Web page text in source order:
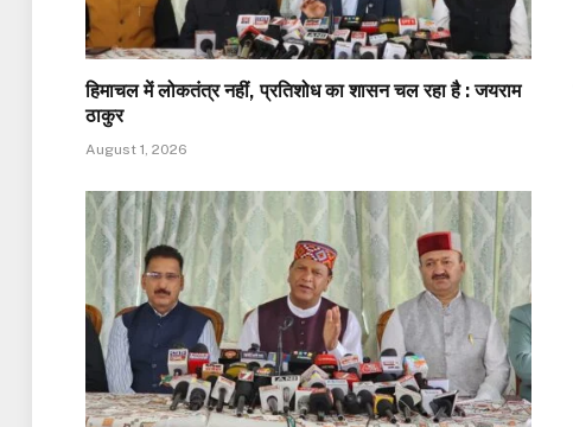
हिमाचल में लोकतंत्र नहीं, प्रतिशोध का शासन चल रहा है : जयराम
ठाकुर
August 1, 2026